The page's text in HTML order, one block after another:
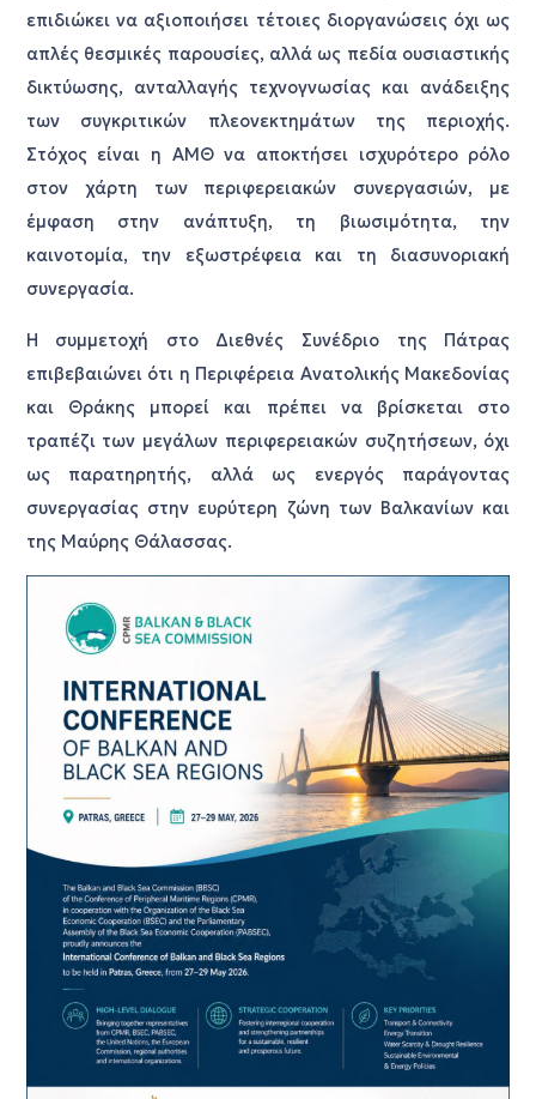
επιδιώκει να αξιοποιήσει τέτοιες διοργανώσεις όχι ως
απλές θεσμικές παρουσίες, αλλά ως πεδία ουσιαστικής
δικτύωσης, ανταλλαγής τεχνογνωσίας και ανάδειξης
των συγκριτικών πλεονεκτημάτων της περιοχής.
Στόχος είναι η ΑΜΘ να αποκτήσει ισχυρότερο ρόλο
στον χάρτη των περιφερειακών συνεργασιών, με
έμφαση στην ανάπτυξη, τη βιωσιμότητα, την
καινοτομία, την εξωστρέφεια και τη διασυνοριακή
συνεργασία.
Η συμμετοχή στο Διεθνές Συνέδριο της Πάτρας
επιβεβαιώνει ότι η Περιφέρεια Ανατολικής Μακεδονίας
και Θράκης μπορεί και πρέπει να βρίσκεται στο
τραπέζι των μεγάλων περιφερειακών συζητήσεων, όχι
ως παρατηρητής, αλλά ως ενεργός παράγοντας
συνεργασίας στην ευρύτερη ζώνη των Βαλκανίων και
της Μαύρης Θάλασσας.